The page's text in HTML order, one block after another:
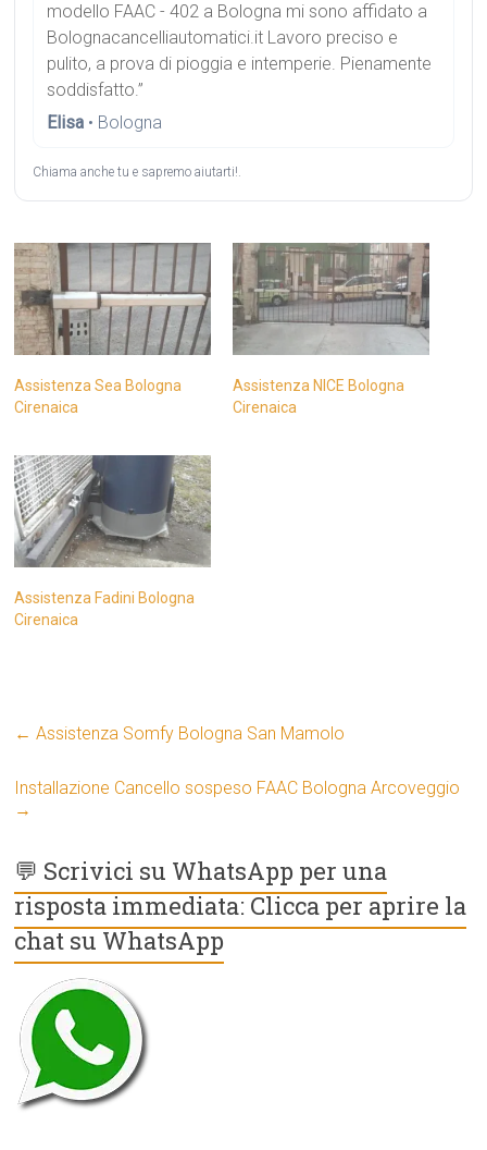
modello FAAC - 402 a Bologna mi sono affidato a
Bolognacancelliautomatici.it Lavoro preciso e
pulito, a prova di pioggia e intemperie. Pienamente
soddisfatto.”
Elisa • Bologna
Chiama anche tu e sapremo aiutarti!.
Assistenza Sea Bologna
Cirenaica
Assistenza NICE Bologna
Cirenaica
Assistenza Fadini Bologna
Cirenaica
← Assistenza Somfy Bologna San Mamolo
Installazione Cancello sospeso FAAC Bologna Arcoveggio
→
💬 Scrivici su WhatsApp per una
risposta immediata: Clicca per aprire la
chat su WhatsApp